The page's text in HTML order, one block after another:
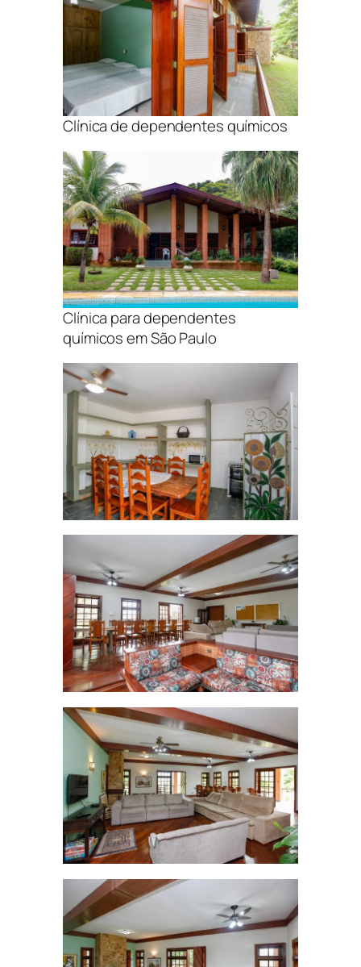
Clínica de dependentes químicos
Clínica para dependentes
químicos em São Paulo